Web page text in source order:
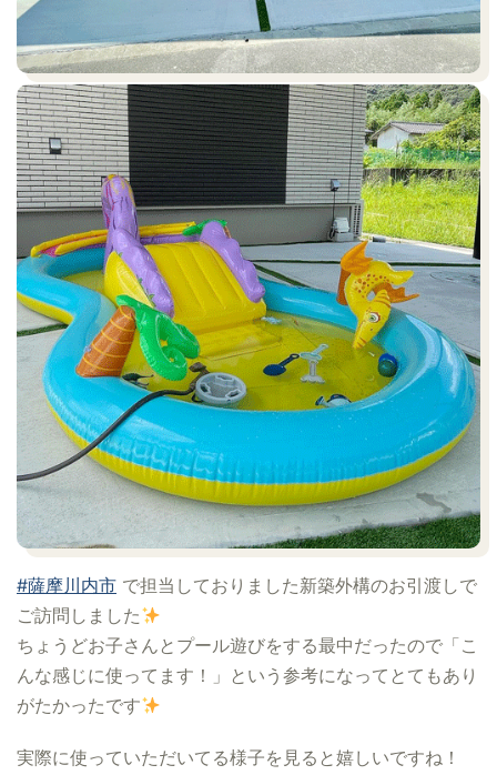
#薩摩川内市 で担当しておりました新築外構のお引渡しで
ご訪問しました
ちょうどお子さんとプール遊びをする最中だったので「こ
んな感じに使ってます！」という参考になってとてもあり
がたかったです
実際に使っていただいてる様子を見ると嬉しいですね！